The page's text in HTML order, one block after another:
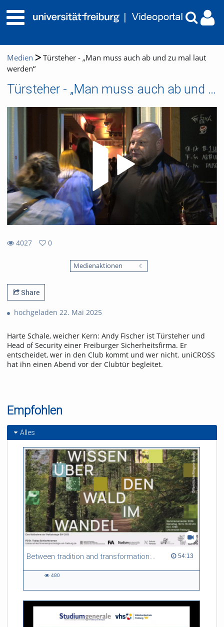
Medien
Türsteher - „Man muss auch ab und zu mal laut
werden“
Türsteher - „Man muss auch ab und zu mal laut werden“
4027
0
Medienaktionen
Share
hochgeladen 22. Mai 2025
Harte Schale, weicher Kern: Andy Fischer ist Türsteher und
Head of Security einer Freiburger Sicherheitsfirma. Er
entscheidet, wer in den Club kommt und wer nicht. uniCROSS
hat ihn einen Abend vor der Clubtür begleitet.
Empfohlen
Alles
Between tradition and transformation: how owners, advisers and institutions co-create knowledge for resilient forests in Europe 54:13
54:13 duration
480